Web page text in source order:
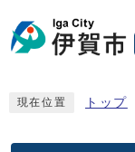
現在位置 トップ